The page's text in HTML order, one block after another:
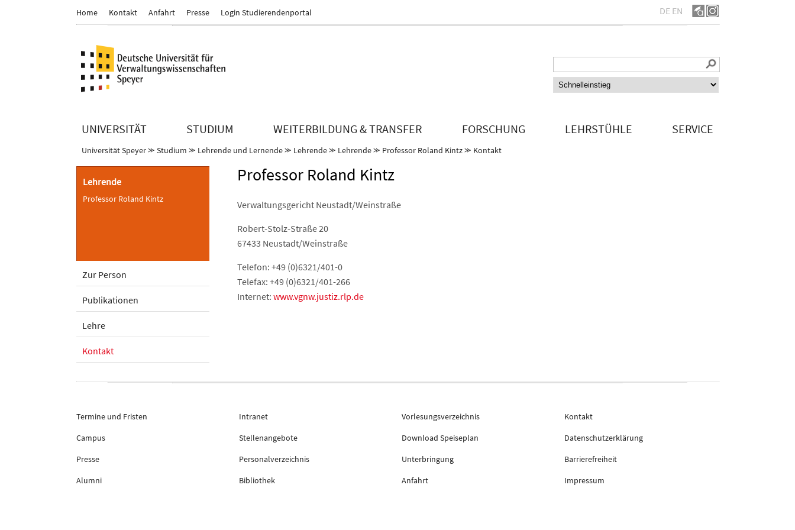
Home Kontakt Anfahrt Presse Login Studierendenportal DE EN
UNIVERSITÄT STUDIUM WEITERBILDUNG & TRANSFER FORSCHUNG LEHRSTÜHLE SERVICE
Universität Speyer⪼ Studium ⪼ Lehrende und Lernende⪼ Lehrende⪼ Lehrende⪼ Professor Roland Kintz⪼ Kontakt
Lehrende
Professor Roland Kintz
Zur Person
Publikationen
Lehre
Kontakt
Professor Roland Kintz
Verwaltungsgericht Neustadt/Weinstraße
Robert-Stolz-Straße 20
67433 Neustadt/Weinstraße
Telefon: +49 (0)6321/401-0
Telefax: +49 (0)6321/401-266
Internet: www.vgnw.justiz.rlp.de
Termine und Fristen
Campus
Presse
Alumni
Intranet
Stellenangebote
Personalverzeichnis
Bibliothek
Vorlesungsverzeichnis
Download Speiseplan
Unterbringung
Anfahrt
Kontakt
Datenschutzerklärung
Barrierefreiheit
Impressum